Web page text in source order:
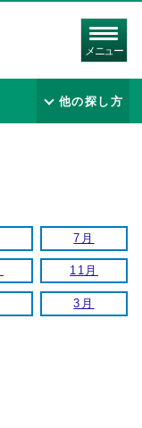
メニュー
他の探し方
7月
11月
3月